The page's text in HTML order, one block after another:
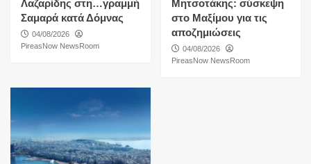
Λαζαρίδης στη…γραμμή
Σαμαρά κατά Δόμνας
04/08/2026
PireasNow NewsRoom
Μητσοτάκης: σύσκεψη
στο Μαξίμου για τις
αποζημιώσεις
04/08/2026
PireasNow NewsRoom